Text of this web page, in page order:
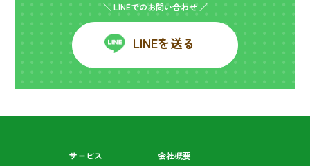
＼ LINEでのお問い合わせ ／
LINEを送る
サービス
会社概要